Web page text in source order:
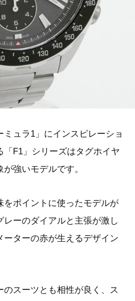
ュラ1」にインスピレーショ
F1」シリーズはタグホイヤ
強いモデルです。
ポイントに使ったモデルが
ーのダイアルと主張が激し
ターの赤が生えるデザイン
スーツとも相性が良く、ス